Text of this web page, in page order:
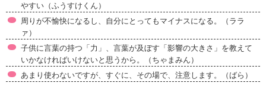
やすい（ふうすけくん）
周りが不愉快になるし、自分にとってもマイナスになる。（ララ
ァ）
子供に言葉の持つ「力」、言葉が及ぼす「影響の大きさ」を教えて
いかなければいけないと思うから。（ちゃまみん）
あまり使わないですが、すぐに、その場で、注意します。（ばら）